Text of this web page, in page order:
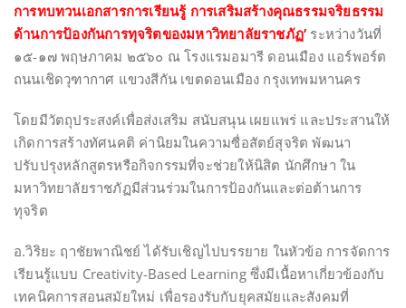
การทบทวนเอกสารการเรียนรู้ การเสริมสร้างคุณธรรมจริยธรรม
ด้านการป้องกันการทุจริตของมหาวิทยาลัยราชภัฏ’ ระหว่างวันที่
๑๕-๑๗ พฤษภาคม ๒๕๖๐ ณ โรงแรมอมารี ดอนเมือง แอร์พอร์ต
ถนนเชิดวุฑากาศ แขวงสีกัน เขตดอนเมือง กรุงเทพมหานคร
โดยมีวัตถุประสงค์เพื่อส่งเสริม สนับสนุน เผยแพร่ และประสานให้
เกิดการสร้างทัศนคติ ค่านิยมในความซื่อสัตย์สุจริต พัฒนา
ปรับปรุงหลักสูตรหรือกิจกรรมที่จะช่วยให้นิสิต นักศึกษา ใน
มหาวิทยาลัยราชภัฏมีส่วนร่วมในการป้องกันและต่อต้านการ
ทุจริต
อ.วิริยะ ฤาชัยพาณิชย์ ได้รับเชิญไปบรรยาย ในหัวข้อ การจัดการ
เรียนรู้แบบ Creativity-Based Learning ซึ่งมีเนื้อหาเกี่ยวข้องกับ
เทคนิคการสอนสมัยใหม่ เพื่อรองรับกับยุคสมัยและสังคมที่